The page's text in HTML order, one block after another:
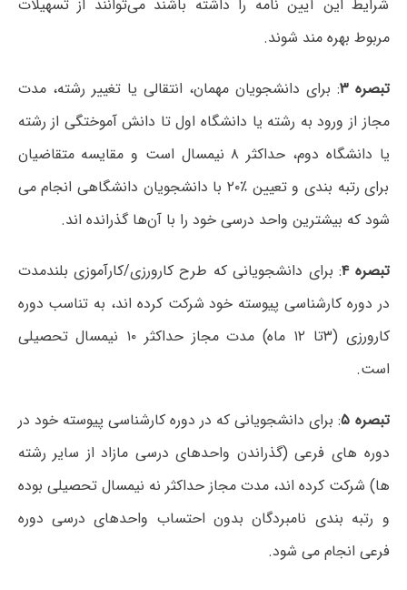
شرایط این آیین نامه را داشته باشند می‌توانند از تسهیلات
مربوط بهره مند شوند.
تبصره ۳ : برای دانشجویان مهمان، انتقالی یا تغییر رشته، مدت
مجاز از ورود به رشته یا دانشگاه اول تا دانش آموختگی از رشته
یا دانشگاه دوم، حداکثر ۸ نیمسال است و مقایسه متقاضیان
برای رتبه بندی و تعیین ٪۲۰ با دانشجویان دانشگاهی انجام می
شود که بیشترین واحد درسی خود را با آن‌ها گذرانده اند.
تبصره ۴ : برای دانشجویانی که طرح کارورزی/کارآموزی بلندمدت
در دوره کارشناسی پیوسته خود شرکت کرده اند، به تناسب دوره
کارورزی (۳تا ۱۲ ماه) مدت مجاز حداکثر ۱۰ نیمسال تحصیلی
است.
تبصره ۵
: برای دانشجویانی که در دوره کارشناسی پیوسته خود در
دوره های فرعی (گذراندن واحدهای درسی مازاد از سایر رشته
ها) شرکت کرده اند، مدت مجاز حداکثر نه نیمسال تحصیلی بوده
و رتبه بندی نامبردگان بدون احتساب واحدهای درسی دوره
فرعی انجام می شود.